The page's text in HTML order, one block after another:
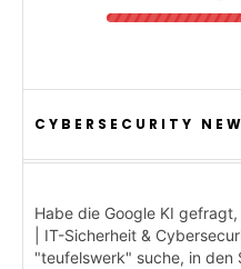
CYBERSECURITY
Habe die Google KI
| IT-Sicherheit &
"teufelswerk" suche, in den